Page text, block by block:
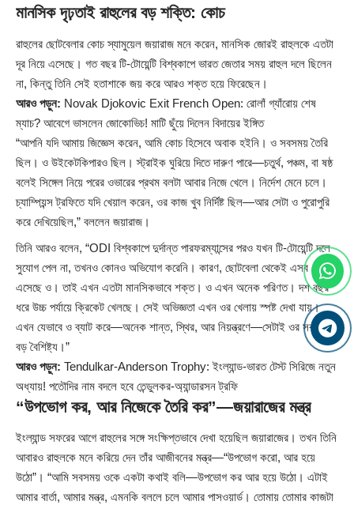
মানসিক দৃঢ়তাই রাহুলের বড় শক্তি: কোচ
রাহুলের ছোটবেলার কোচ স্যামুয়েল জয়ারাজ মনে করেন, মানসিক জোরই রাহুলকে এতটা
দূর নিয়ে এসেছে। গত বছর টি-টোয়েন্টি বিশ্বকাপে ভারত জেতার সময় রাহুল দলে ছিলেন
না, কিন্তু তিনি সেই হতাশাকে জয় করে আরও শক্ত হয়ে ফিরেছেন।
আরও পড়ুন: Novak Djokovic Exit French Open: রোলাঁ গ্যাঁরোয় শেষ
ম্যাচ? আবেগে ভাসলেন জোকোভিচ! মাটি ছুঁয়ে দিলেন বিদায়ের ইঙ্গিত
“আপনি যদি আমায় জিজ্ঞেস করেন, আমি কোচ হিসেবে অবাক হইনি। ও সবসময় তৈরি
ছিল। ও উইকেটকিপারও ছিল। স্ট্রাইক ঘুরিয়ে দিতে দারুণ পারে—চতুর্থ, পঞ্চম, বা ষষ্ঠ
বলেই সিঙ্গেল নিয়ে পরের ওভারের প্রথম বলটা আবার নিজে খেলে। নির্দেশ মেনে চলে।
চ্যাম্পিয়ন্স ট্রফিতে যদি খেয়াল করেন, ওর কাজ খুব নির্দিষ্ট ছিল—আর সেটা ও পুরোপুরি
করে দেখিয়েছিল,” বললেন জয়ারাজ।
তিনি আরও বলেন, “ODI বিশ্বকাপে দুর্দান্ত পারফরম্যান্সের পরও যখন টি-টোয়েন্টি দলে
সুযোগ পেল না, তখনও কোনও অভিযোগ করেনি। কারণ, ছোটবেলা থেকেই এসব দেখে
এসেছে ও। তাই এখন এতটা মানসিকভাবে শক্ত। ও এখন অনেক পরিণত। দশ বছর
ধরে উচ্চ পর্যায়ে ক্রিকেট খেলছে। সেই অভিজ্ঞতা এখন ওর খেলায় স্পষ্ট দেখা যায়।
এখন যেভাবে ও ব্যাট করে—অনেক শান্ত, স্থির, আর নিয়ন্ত্রণে—সেটাই ওর সবচেয়ে
বড় বৈশিষ্ট্য।”
আরও পড়ুন: Tendulkar-Anderson Trophy: ইংল্যান্ড-ভারত টেস্ট সিরিজে নতুন
অধ্যায়! পতৌদির নাম বদলে হবে তেন্ডুলকর-অ্যান্ডারসন ট্রফি
“উপভোগ কর, আর নিজেকে তৈরি কর”—জয়ারাজের মন্ত্র
ইংল্যান্ড সফরের আগে রাহুলের সঙ্গে সংক্ষিপ্তভাবে দেখা হয়েছিল জয়ারাজের। তখন তিনি
আবারও রাহুলকে মনে করিয়ে দেন তাঁর আজীবনের মন্ত্র—“উপভোগ করো, আর হয়ে
উঠো”। “আমি সবসময় ওকে একটা কথাই বলি—উপভোগ কর আর হয়ে উঠো। এটাই
আমার বার্তা, আমার মন্ত্র, এমনকি বললে চলে আমার পাসওয়ার্ড। তোমায় তোমার কাজটা